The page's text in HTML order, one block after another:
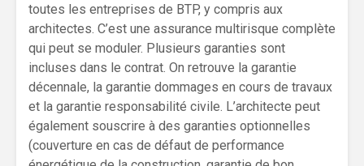
toutes les entreprises de BTP, y compris aux
architectes. C’est une assurance multirisque complète
qui peut se moduler. Plusieurs garanties sont
incluses dans le contrat. On retrouve la garantie
décennale, la garantie dommages en cours de travaux
et la garantie responsabilité civile. L’architecte peut
également souscrire à des garanties optionnelles
(couverture en cas de défaut de performance